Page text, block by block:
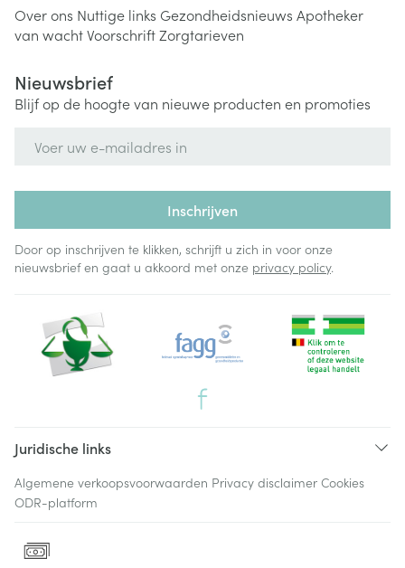
Over ons Nuttige links Gezondheidsnieuws Apotheker
van wachtVoorschriftZorgtarieven
Nieuwsbrief
Blijf op de hoogte van nieuwe producten en promoties
Inschrijven
Door op inschrijven te klikken, schrijft u zich in voor onze
nieuwsbrief en gaat u akkoord met onze privacy policy.
Juridische links
Algemene verkoopsvoorwaarden Privacy disclaimer Cookies
ODR-platform